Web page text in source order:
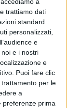
trattiamo dati
standard
personalizzati,
e
e i nostri
e
Puoi fare clic
per le
a
preferenze prima